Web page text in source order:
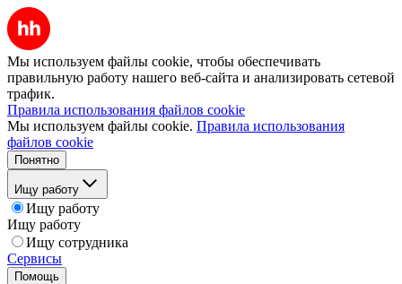
Мы используем файлы cookie, чтобы обеспечивать
правильную работу нашего веб-сайта и анализировать сетевой
трафик.
Правила использования файлов cookie
Мы используем файлы cookie. Правила использования
файлов cookie
Понятно
Ищу работу
Ищу работу
Ищу работу
Ищу сотрудника
Сервисы
Помощь